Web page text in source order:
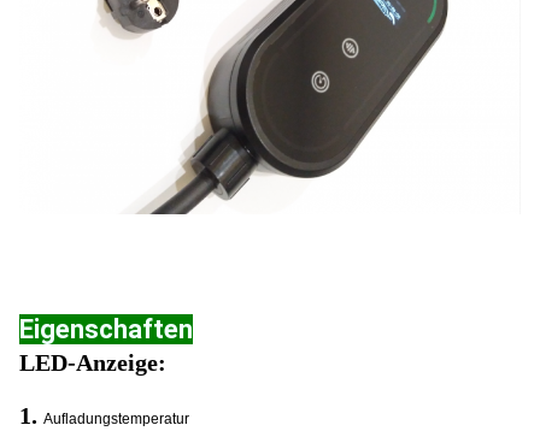
Eigenschaften
LED-Anzeige:
1. Aufladungstemperatur